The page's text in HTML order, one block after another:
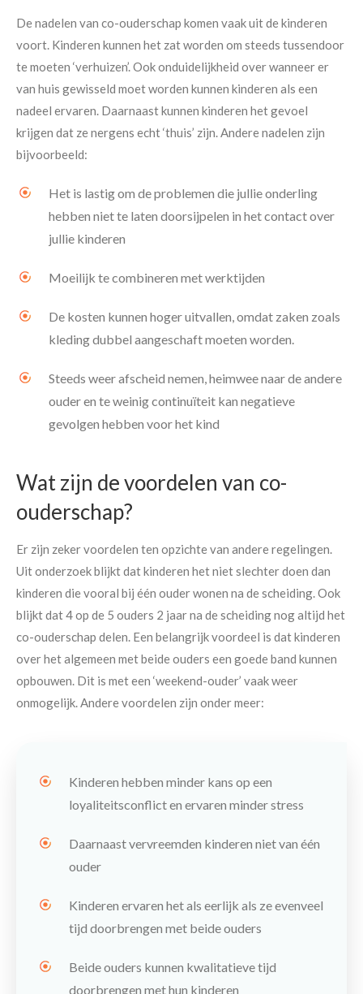
De nadelen van co-ouderschap komen vaak uit de kinderen
voort. Kinderen kunnen het zat worden om steeds tussendoor
te moeten ‘verhuizen’. Ook onduidelijkheid over wanneer er
van huis gewisseld moet worden kunnen kinderen als een
nadeel ervaren. Daarnaast kunnen kinderen het gevoel
krijgen dat ze nergens echt ‘thuis’ zijn. Andere nadelen zijn
bijvoorbeeld:
Het is lastig om de problemen die jullie onderling
hebben niet te laten doorsijpelen in het contact over
jullie kinderen
Moeilijk te combineren met werktijden
De kosten kunnen hoger uitvallen, omdat zaken zoals
kleding dubbel aangeschaft moeten worden.
Steeds weer afscheid nemen, heimwee naar de andere
ouder en te weinig continuïteit kan negatieve
gevolgen hebben voor het kind
Wat zijn de voordelen van co-
ouderschap?
Er zijn zeker voordelen ten opzichte van andere regelingen.
Uit onderzoek blijkt dat kinderen het niet slechter doen dan
kinderen die vooral bij één ouder wonen na de scheiding. Ook
blijkt dat 4 op de 5 ouders 2 jaar na de scheiding nog altijd het
co-ouderschap delen. Een belangrijk voordeel is dat kinderen
over het algemeen met beide ouders een goede band kunnen
opbouwen. Dit is met een ‘weekend-ouder’ vaak weer
onmogelijk. Andere voordelen zijn onder meer:
Kinderen hebben minder kans op een
loyaliteitsconflict en ervaren minder stress
Daarnaast vervreemden kinderen niet van één
ouder
Kinderen ervaren het als eerlijk als ze evenveel
tijd doorbrengen met beide ouders
Beide ouders kunnen kwalitatieve tijd
doorbrengen met hun kinderen
Maak een afspraak